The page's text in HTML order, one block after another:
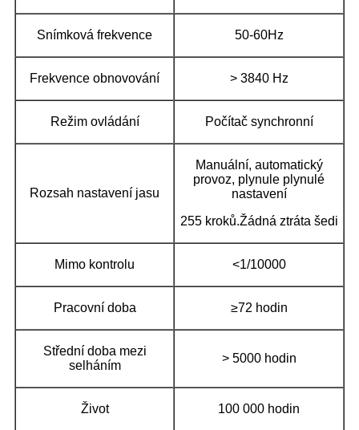
Snímková frekvence 50-60Hz
Frekvence obnovování > 3840 Hz
Režim ovládání Počítač synchronní
Rozsah nastavení jasu
Manuální, automatický
provoz, plynule plynulé
nastavení
255 kroků.Žádná ztráta šedi
Mimo kontrolu <1/10000
Pracovní doba ≥72 hodin
Střední doba mezi
selháním
> 5000 hodin
Život 100 000 hodin